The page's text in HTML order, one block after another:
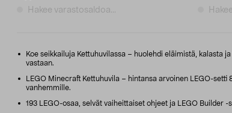
Hakee varastosaldoa...
Koe seikkailuja Kettuhuvilassa – huolehdi eläimistä, kalasta
vastaan.
LEGO Minecraft Kettuhuvila – hintansa arvoinen LEGO-setti
vanhemmille.
193 LEGO-osaa, selvät vaiheittaiset ohjeet ja LEGO Builder -